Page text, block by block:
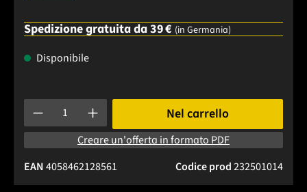
Spedizione gratuita da 39 € (in Germania)
Disponibile
Quantità del prodotto: inserisci la quantità desiderata o
Nel carrello
Creare un'offerta in formato PDF
Codice prod232501014
EAN4058462128561